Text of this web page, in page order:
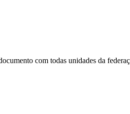
com todas unidades da